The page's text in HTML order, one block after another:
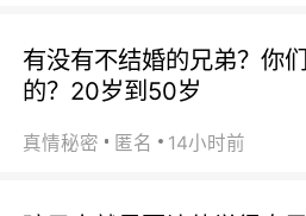
有没有不结婚的兄弟？你
的？20岁到50岁
真情秘密 匿名 14小时前